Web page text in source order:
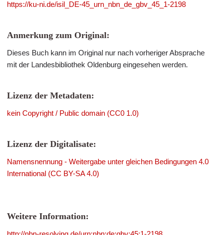
https://ku-ni.de/isil_DE-45_urn_nbn_de_gbv_45_1-2198
Anmerkung zum Original:
Dieses Buch kann im Original nur nach vorheriger Absprache
mit der Landesbibliothek Oldenburg eingesehen werden.
Lizenz der Metadaten:
kein Copyright / Public domain (CC0 1.0)
Lizenz der Digitalisate:
Namensnennung - Weitergabe unter gleichen Bedingungen 4.0
International (CC BY-SA 4.0)
Weitere Information: